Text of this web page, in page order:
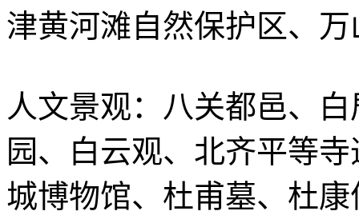
津黄河滩自然保护区、
人文景观：八关都邑、
园、白云观、北齐平等
城博物馆、杜甫墓、杜